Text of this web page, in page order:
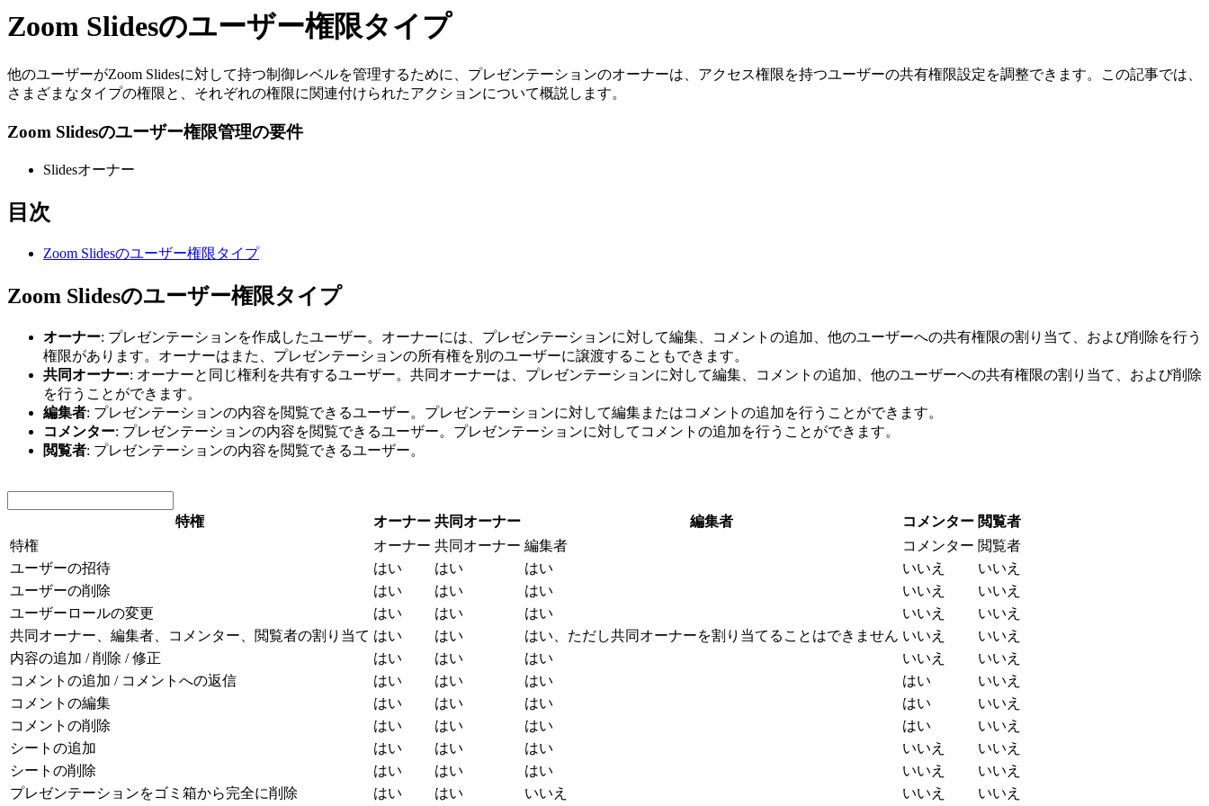
Zoom Slidesのユーザー権限タイプ
他のユーザーがZoom Slidesに対して持つ制御レベルを管理するために、プレゼンテーションのオーナーは、アクセス権限を持つユーザーの共有権限設定を調整できます。この記事では、
さまざまなタイプの権限と、それぞれの権限に関連付けられたアクションについて概説します。
Zoom Slidesのユーザー権限管理の要件
Slidesオーナー
目次
Zoom Slidesのユーザー権限タイプ
Zoom Slidesのユーザー権限タイプ
オーナー: プレゼンテーションを作成したユーザー。オーナーには、プレゼンテーションに対して編集、コメントの追加、他のユーザーへの共有権限の割り当て、および削除を行う
権限があります。オーナーはまた、プレゼンテーションの所有権を別のユーザーに譲渡することもできます。
共同オーナー: オーナーと同じ権利を共有するユーザー。共同オーナーは、プレゼンテーションに対して編集、コメントの追加、他のユーザーへの共有権限の割り当て、および削除
を行うことができます。
編集者: プレゼンテーションの内容を閲覧できるユーザー。プレゼンテーションに対して編集またはコメントの追加を行うことができます。
コメンター: プレゼンテーションの内容を閲覧できるユーザー。プレゼンテーションに対してコメントの追加を行うことができます。
閲覧者: プレゼンテーションの内容を閲覧できるユーザー。
特権 オーナー 共同オーナー 編集者 コメンター 閲覧者
特権
オーナー 共同オーナー 編集者 コメンター 閲覧者
ユーザーの招待
はい はい はい いいえ
いいえ
ユーザーの削除
はい はい はい いいえ
いいえ
ユーザーロールの変更
はい はい はい いいえ
いいえ
共同オーナー、編集者、コメンター、閲覧者の割り当て はい はい はい、ただし共同オーナーを割り当てることはできません いいえ
いいえ
内容の追加 / 削除 / 修正
はい はい はい いいえ
いいえ
コメントの追加 / コメントへの返信
はい はい はい はい
いいえ
コメントの編集
はい はい はい はい
いいえ
コメントの削除
はい はい はい はい
いいえ
シートの追加
はい はい はい いいえ
いいえ
シートの削除
はい はい はい いいえ
いいえ
プレゼンテーションをゴミ箱から完全に削除
はい はい いいえ いいえ いいえ